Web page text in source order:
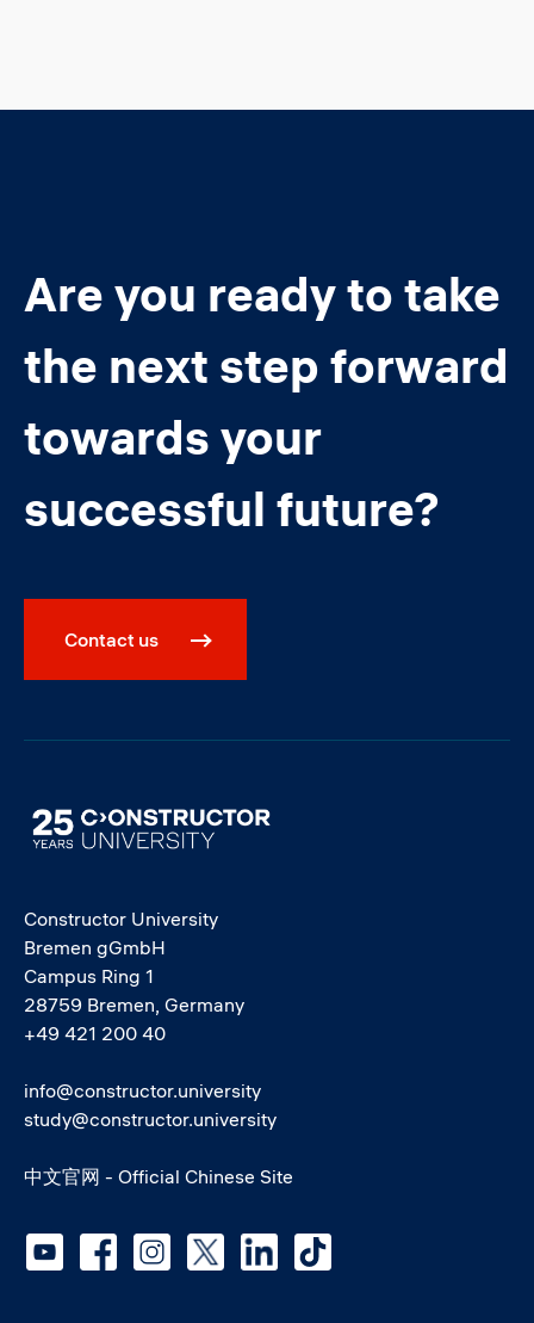
Are you ready to take
the next step forward
towards your
successful future?
Contact us
Image
Constructor University
Bremen gGmbH
Campus Ring 1
28759 Bremen, Germany
+49 421 200 40
info@constructor.university
study@constructor.university
中文官网 - Official Chinese Site
Social media